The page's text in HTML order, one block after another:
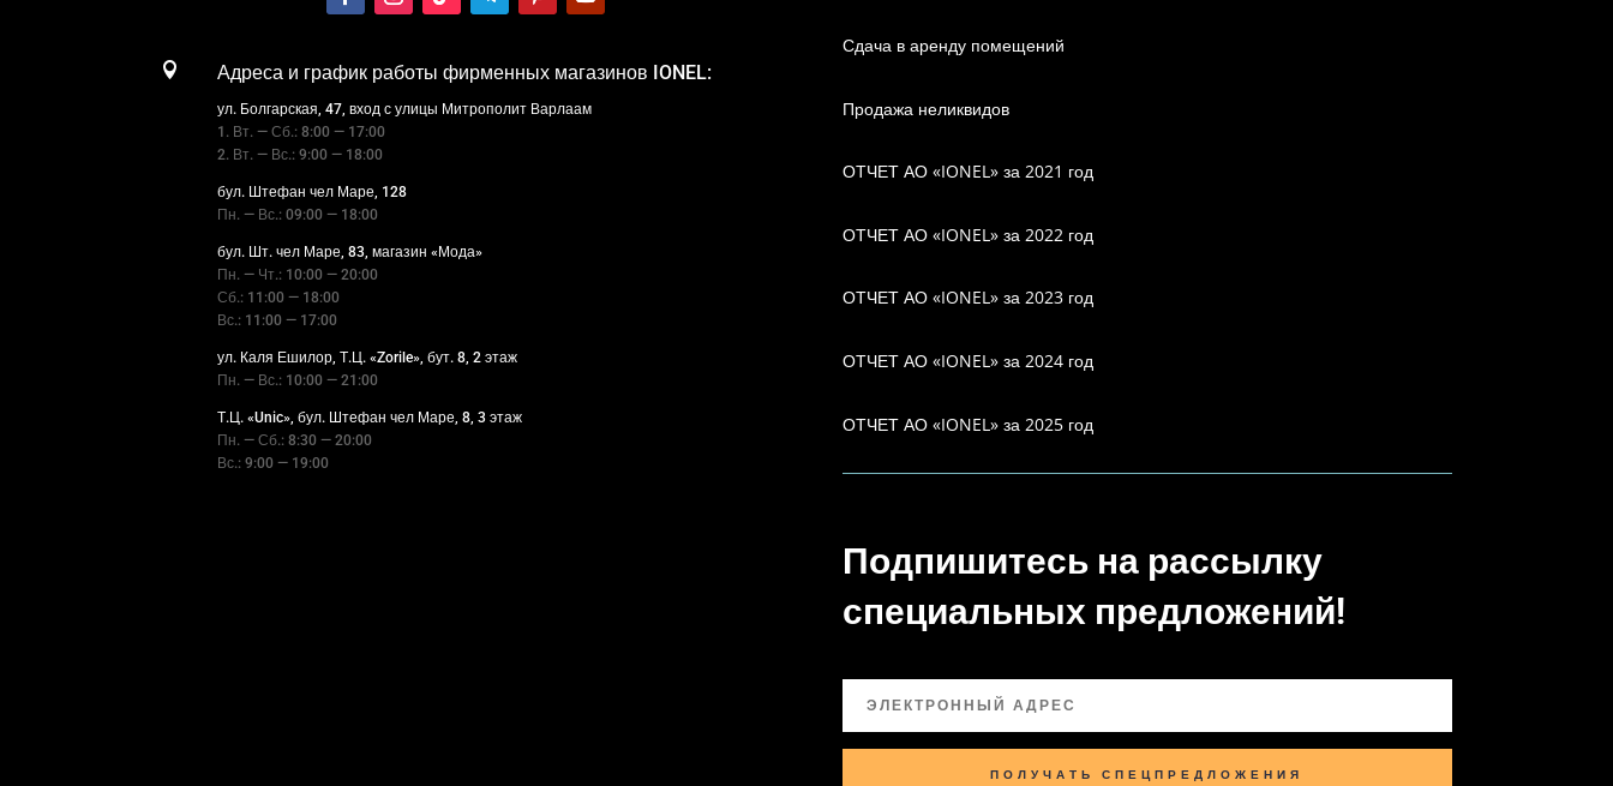
 Адреса и график работы фирменных магазинов IONEL:
ул. Болгарская, 47, вход с улицы Митрополит Варлаам
1. Вт. — Сб.: 8:00 — 17:00
2. Вт. — Вс.: 9:00 — 18:00
бул. Штефан чел Маре, 128
Пн. — Вс.: 09:00 — 18:00
бул. Шт. чел Маре, 83, магазин «Мода»
Пн. — Чт.: 10:00 — 20:00
Сб.: 11:00 — 18:00
Вс.: 11:00 — 17:00
ул. Каля Ешилор, Т.Ц. «Zorile», бут. 8, 2 этаж
Пн. — Вс.: 10:00 — 21:00
Т.Ц. «Unic», бул. Штефан чел Маре, 8, 3 этаж
Пн. — Сб.: 8:30 — 20:00
Вс.: 9:00 — 19:00
Сдача в аренду помещений
Продажа неликвидов
ОТЧЕТ АО «IONEL» за 2021 год
ОТЧЕТ АО «IONEL» за 2022 год
ОТЧЕТ АО «IONEL» за 2023 год
ОТЧЕТ АО «IONEL» за 2024 год
ОТЧЕТ АО «IONEL» за 2025 год
Подпишитесь на рассылку
специальных предложений!
ПОЛУЧАТЬ СПЕЦПРЕДЛОЖЕНИЯ